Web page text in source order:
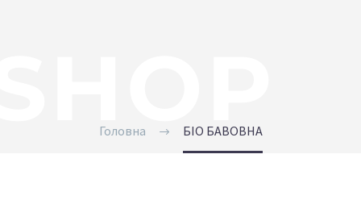
Головна БІО БАВОВНА